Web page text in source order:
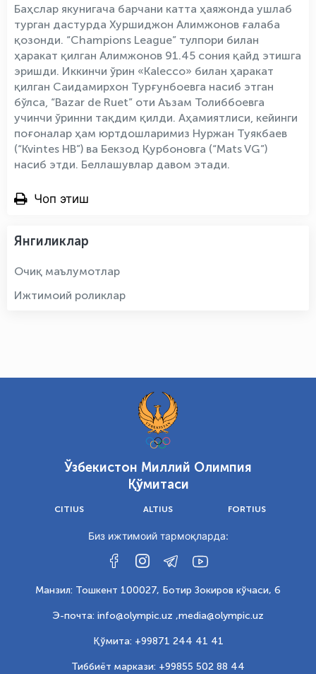
Баҳслар якунигача барчани катта ҳаяжонда ушлаб
турган дастурда Хуршиджон Алимжонов ғалаба
қозонди. “Champions League” тулпори билан
ҳаракат қилган Алимжонов 91.45 сония қайд этишга
эришди. Иккинчи ўрин «Kalecco» билан ҳаракат
қилган Саидамирхон Турғунбоевга насиб этган
бўлса, “Bazar de Ruet” оти Аъзам Толиббоевга
учинчи ўринни тақдим қилди. Аҳамиятлиси, кейинги
поғоналар ҳам юртдошларимиз Нуржан Туякбаев
(“Kvintes НВ”) ва Бекзод Қурбоновга (“Mats VG”)
насиб этди. Беллашувлар давом этади.
Чоп этиш
Янгиликлар
Очиқ маълумотлар
Ижтимоий роликлар
Ўзбекистон Миллий Олимпия
Қўмитаси
CITIUS ALTIUS FORTIUS
Биз ижтимоий тармоқларда:
Манзил: Тошкент 100027, Ботир Зокиров кўчаси, 6
Э-почта: info@olympic.uz ,media@olympic.uz
Қўмита: +99871 244 41 41
Тиббиёт маркази: +99855 502 88 44